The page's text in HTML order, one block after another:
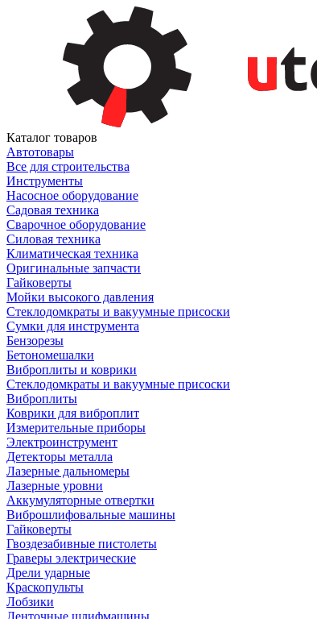
Каталог товаров
Автотовары
Все для строительства
Инструменты
Насосное оборудование
Садовая техника
Сварочное оборудование
Силовая техника
Климатическая техника
Оригинальные запчасти
Гайковерты
Мойки высокого давления
Стеклодомкраты и вакуумные присоски
Сумки для инструмента
Бензорезы
Бетономешалки
Виброплиты и коврики
Стеклодомкраты и вакуумные присоски
Виброплиты
Коврики для виброплит
Измерительные приборы
Электроинструмент
Детекторы металла
Лазерные дальномеры
Лазерные уровни
Аккумуляторные отвертки
Виброшлифовальные машины
Гайковерты
Гвоздезабивные пистолеты
Граверы электрические
Дрели ударные
Краскопульты
Лобзики
Ленточные шлифмашины